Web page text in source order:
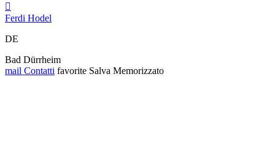

Ferdi Hodel
DE
Bad Dürrheim
mail Contatti favorite Salva Memorizzato